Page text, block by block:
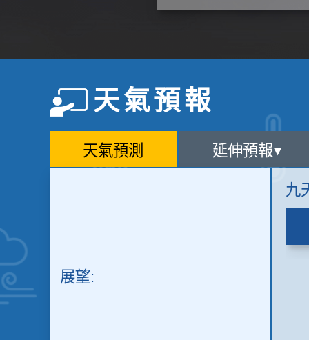
天氣預報
天氣預測
展望:
九
延伸預報